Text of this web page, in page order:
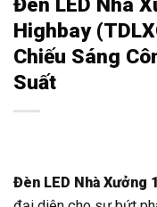
Đèn LED Nhà
Highbay
Chiếu Sáng
Suất
Đèn LED Nhà Xưởng